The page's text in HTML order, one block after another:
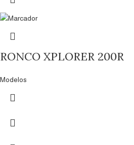
RONCO XPLORER 200R
Modelos